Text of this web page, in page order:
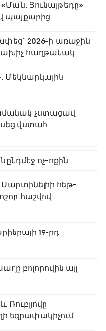
Յունայթեդը»
պայքարից
2026-ի առաջին
հաղթանակ
Մեկնարկային
չստացավ,
վստահ
ոչ-ոքին
հեթ-
հաշվով
19-րդ
բոլորովին այլ
եզրափակիչում